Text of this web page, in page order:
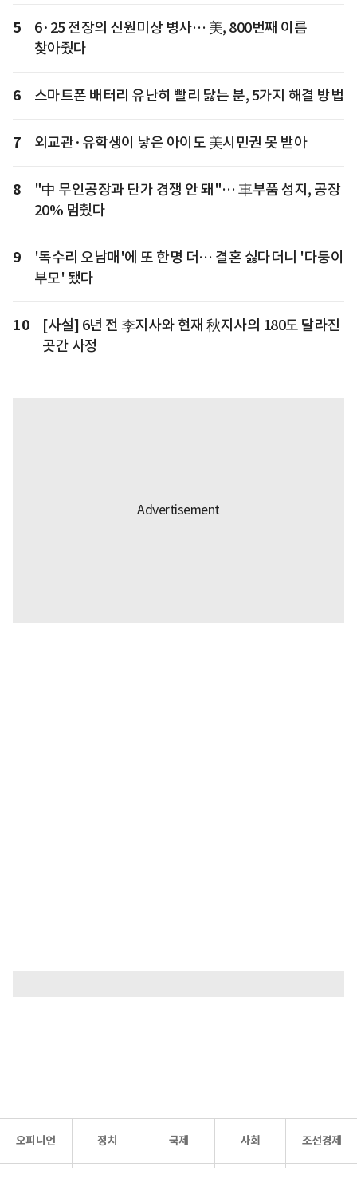
5
6·25 전장의 신원미상 병사… 美, 800번째 이름
찾아줬다
6 스마트폰 배터리 유난히 빨리 닳는 분, 5가지 해결 방법
7 외교관·유학생이 낳은 아이도 美시민권 못 받아
8
"中 무인공장과 단가 경쟁 안 돼"… 車부품 성지, 공장
20% 멈췄다
9
'독수리 오남매'에 또 한명 더… 결혼 싫다더니 '다둥이
부모' 됐다
10
[사설] 6년 전 李지사와 현재 秋지사의 180도 달라진
곳간 사정
오피니언 정치 국제 사회 조선경제